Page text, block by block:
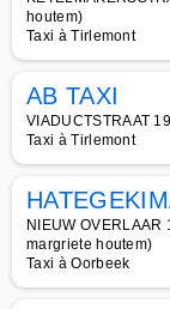
houtem)
Taxi à Tirlemont
AB TAXI
VIADUCTSTRAAT
Taxi à Tirlemont
NIEUW
margriete houtem)
Taxi à Oorbeek